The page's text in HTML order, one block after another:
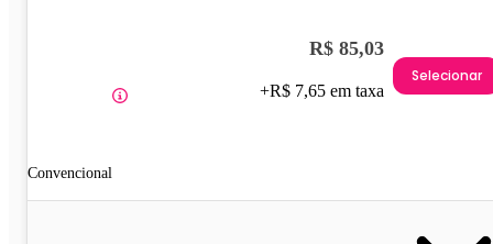
Convencional
R$ 85,03
+R$ 7,65 em taxa
Selecionar